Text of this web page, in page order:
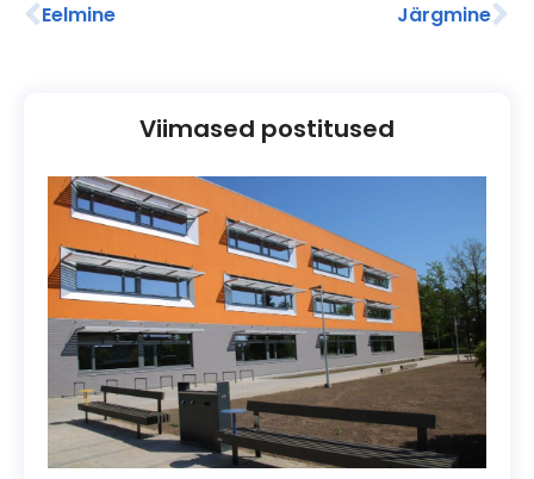
Eelmine Järgmine
Viimased postitused